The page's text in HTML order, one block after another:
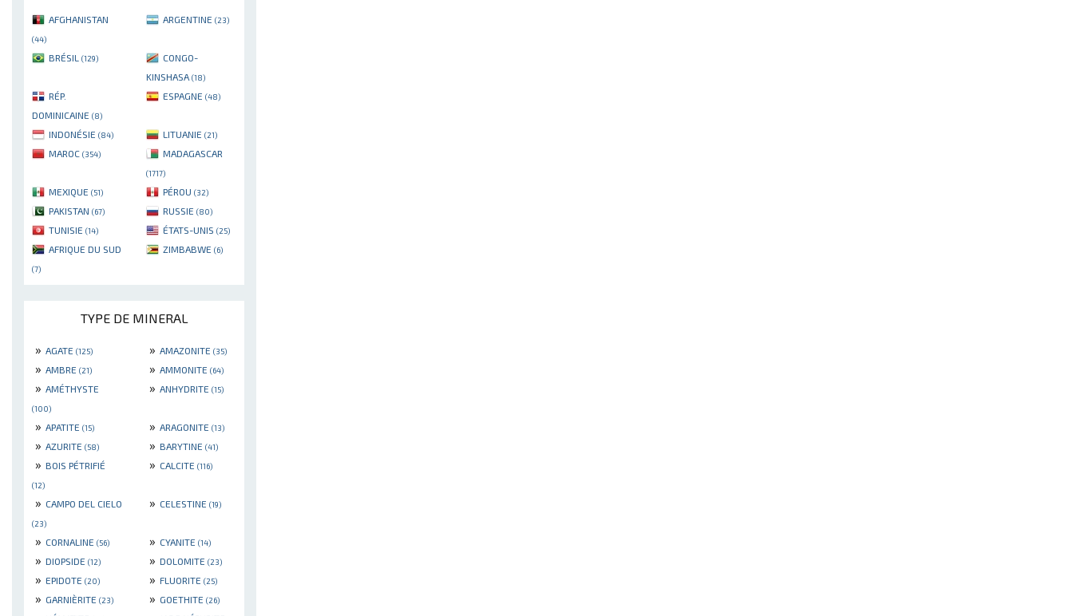
AFGHANISTAN
(44)
ARGENTINE (23)
BRÉSIL (129)
CONGO-
KINSHASA (18)
RÉP.
DOMINICAINE (8)
ESPAGNE (48)
INDONÉSIE (84) LITUANIE (21)
MAROC (354) MADAGASCAR
(1717)
MEXIQUE (51) PÉROU (32)
PAKISTAN (67) RUSSIE (80)
TUNISIE (14) ÉTATS-UNIS (25)
AFRIQUE DU SUD
(7)
ZIMBABWE (6)
TYPE DE MINERAL
» AGATE (125) » AMAZONITE (35)
» AMBRE (21) » AMMONITE (64)
» AMÉTHYSTE
(100)
» ANHYDRITE (15)
» APATITE (15) » ARAGONITE (13)
» AZURITE (58) » BARYTINE (41)
» BOIS PÉTRIFIÉ
(12)
» CALCITE (116)
» CAMPO DEL CIELO
(23)
» CELESTINE (19)
» CORNALINE (56) » CYANITE (14)
» DIOPSIDE (12) » DOLOMITE (23)
» EPIDOTE (20) » FLUORITE (25)
» GARNIÈRITE (23) » GOETHITE (26)